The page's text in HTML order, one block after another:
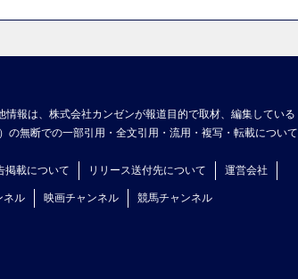
報は、株式会社カンゼンが報道目的で取材、編集している
の無断での一部引用・全文引用・流用・複写・転載について
掲載について リリース送付先について 運営会社
ネル 映画チャンネル 競馬チャンネル